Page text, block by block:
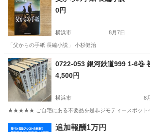
0円
横浜市 8月7日
「父からの手紙 長編小説」 小杉健治
神奈川 横浜市 0722-053 銀河鉄道999 1-6巻
4,500円
横浜市 8
★★★★★ ご自宅にある不要品を是非ジモティースポットへ
マンガ、コミック、アニメ
追加報酬1万円